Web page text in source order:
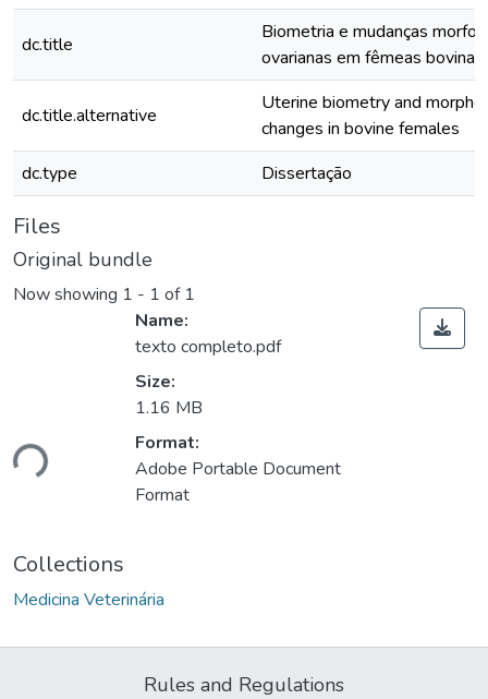
dc.title
Biometria e mudanças
ovarianas em fêmeas bovinas
dc.title.alternative
Uterine biometry and
changes in bovine females
dc.type
Dissertação
Files
Original bundle
Now showing 1 - 1 of 1
Loading...
Name:
texto completo.pdf
Size:
1.16 MB
Format:
Adobe Portable Document
Format
Collections
Medicina Veterinária
Rules and Regulations